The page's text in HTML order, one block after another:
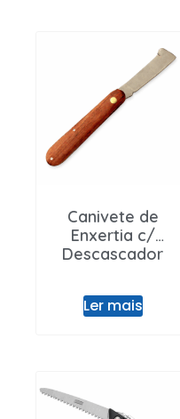
Canivete de
Enxertia c/
Descascador
Ler mais